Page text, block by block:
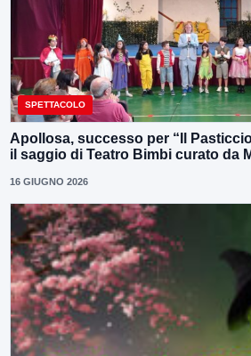
SPETTACOLO
Apollosa, successo per “Il
il saggio di Teatro Bimbi curato da
16 GIUGNO 2026